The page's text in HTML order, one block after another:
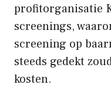
profitorganisatie
screenings,
screening op
steeds gedekt
kosten.